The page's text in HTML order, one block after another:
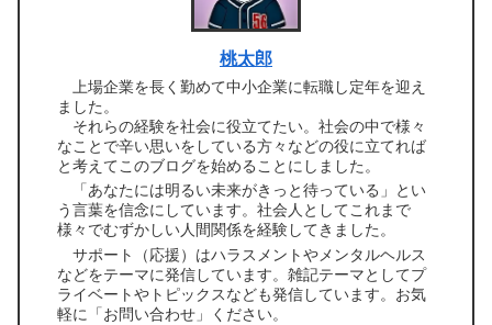
桃太郎
上場企業を長く勤めて中小企業に転職し定年を迎え
ました。
それらの経験を社会に役立てたい。社会の中で様々
なことで辛い思いをしている方々などの役に立てれば
と考えてこのブログを始めることにしました。
「あなたには明るい未来がきっと待っている」とい
う言葉を信念にしています。社会人としてこれまで
様々でむずかしい人間関係を経験してきました。
サポート（応援）はハラスメントやメンタルヘルス
などをテーマに発信しています。雑記テーマとしてプ
ライベートやトピックスなども発信しています。お気
軽に「お問い合わせ」ください。